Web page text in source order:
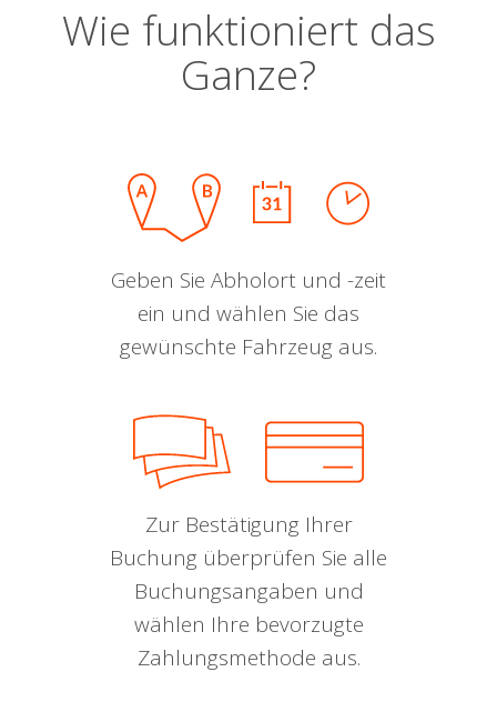
Wie funktioniert das
Ganze?
Geben Sie Abholort und -zeit
ein und wählen Sie das
gewünschte Fahrzeug aus.
Zur Bestätigung Ihrer
Buchung überprüfen Sie alle
Buchungsangaben und
wählen Ihre bevorzugte
Zahlungsmethode aus.